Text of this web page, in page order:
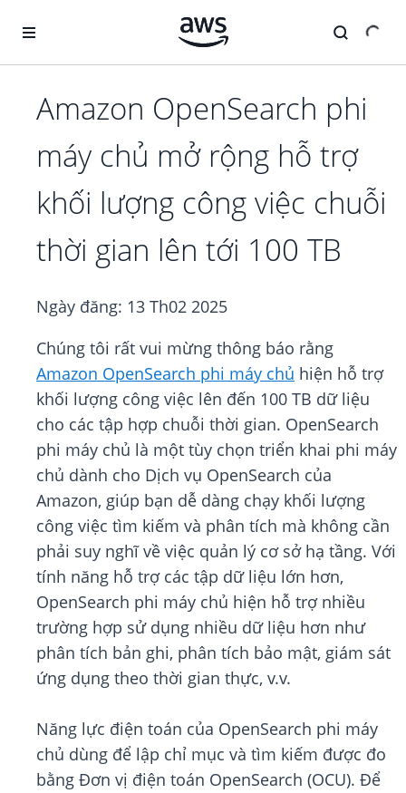
Amazon OpenSearch phi
máy chủ mở rộng hỗ trợ
khối lượng công việc chuỗi
thời gian lên tới 100 TB
Ngày đăng: 13 Th02 2025
Chúng tôi rất vui mừng thông báo rằng
Amazon OpenSearch phi máy chủ hiện hỗ trợ
khối lượng công việc lên đến 100 TB dữ liệu
cho các tập hợp chuỗi thời gian. OpenSearch
phi máy chủ là một tùy chọn triển khai phi máy
chủ dành cho Dịch vụ OpenSearch của
Amazon, giúp bạn dễ dàng chạy khối lượng
công việc tìm kiếm và phân tích mà không cần
phải suy nghĩ về việc quản lý cơ sở hạ tầng. Với
tính năng hỗ trợ các tập dữ liệu lớn hơn,
OpenSearch phi máy chủ hiện hỗ trợ nhiều
trường hợp sử dụng nhiều dữ liệu hơn như
phân tích bản ghi, phân tích bảo mật, giám sát
ứng dụng theo thời gian thực, v.v.
Năng lực điện toán của OpenSearch phi máy
chủ dùng để lập chỉ mục và tìm kiếm được đo
bằng Đơn vị điện toán OpenSearch (OCU). Để